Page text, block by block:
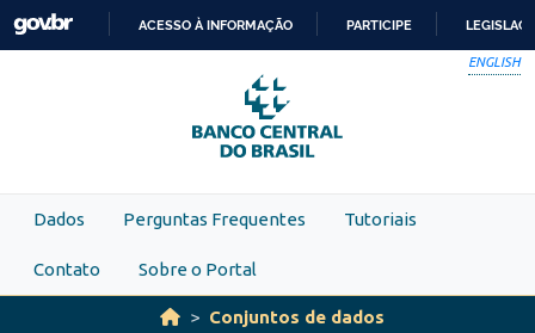
Skip to main content
PARA
O
CONTEÚDO
ACESSO À INFORMAÇÃO PARTICIPE
ENGLISH
Dados Perguntas Frequentes Tutoriais
Contato Sobre o Portal
Conjuntos de dados